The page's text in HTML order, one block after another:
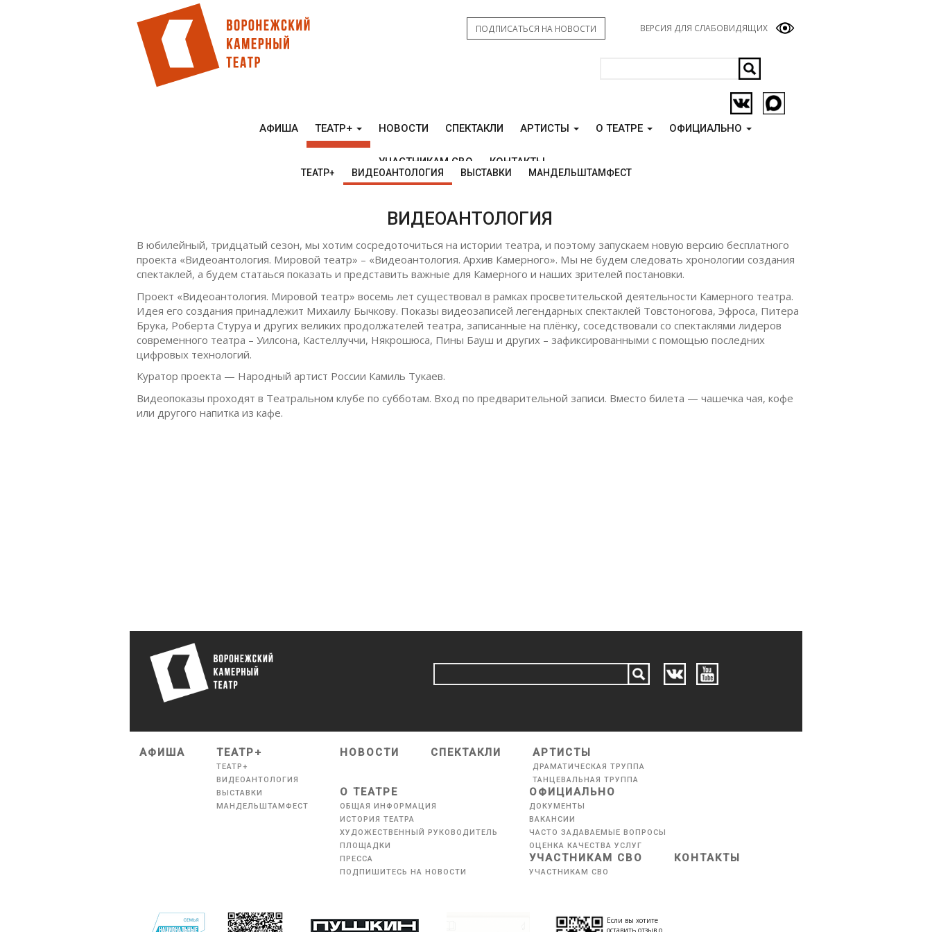
ВЕРСИЯ ДЛЯ СЛАБОВИДЯЩИХ
ПОДПИСАТЬСЯ НА НОВОСТИ
АФИША ТЕАТР+ НОВОСТИ СПЕКТАКЛИ АРТИСТЫ О ТЕАТРЕ ОФИЦИАЛЬНО
УЧАСТНИКАМ СВО КОНТАКТЫ
ТЕАТР+ ВИДЕОАНТОЛОГИЯ ВЫСТАВКИ МАНДЕЛЬШТАМФЕСТ
ВИДЕОАНТОЛОГИЯ
В юбилейный, тридцатый сезон, мы хотим сосредоточиться на истории театра, и поэтому запускаем новую версию бесплатного
проекта «Видеоантология. Мировой театр» – «Видеоантология. Архив Камерного». Мы не будем следовать хронологии создания
спектаклей, а будем статаься показать и представить важные для Камерного и наших зрителей постановки.
Проект «Видеоантология. Мировой театр» восемь лет существовал в рамках просветительской деятельности Камерного театра.
Идея его создания принадлежит Михаилу Бычкову. Показы видеозаписей легендарных спектаклей Товстоногова, Эфроса, Питера
Брука, Роберта Стуруа и других великих продолжателей театра, записанные на плёнку, соседствовали со спектаклями лидеров
современного театра – Уилсона, Кастеллуччи, Някрошюса, Пины Бауш и других – зафиксированными с помощью последних
цифровых технологий.
Куратор проекта — Народный артист России Камиль Тукаев.
Видеопоказы проходят в Театральном клубе по субботам. Вход по предварительной записи. Вместо билета — чашечка чая, кофе
или другого напитка из кафе.
АФИША ТЕАТР+
ТЕАТР+
ВИДЕОАНТОЛОГИЯ
ВЫСТАВКИ
МАНДЕЛЬШТАМФЕСТ
НОВОСТИ СПЕКТАКЛИ АРТИСТЫ
ДРАМАТИЧЕСКАЯ ТРУППА
ТАНЦЕВАЛЬНАЯ ТРУППА
О ТЕАТРЕ
ОБЩАЯ ИНФОРМАЦИЯ
ИСТОРИЯ ТЕАТРА
ХУДОЖЕСТВЕННЫЙ РУКОВОДИТЕЛЬ
ПЛОЩАДКИ
ПРЕССА
ПОДПИШИТЕСЬ НА НОВОСТИ
ОФИЦИАЛЬНО
ДОКУМЕНТЫ
ВАКАНСИИ
ЧАСТО ЗАДАВАЕМЫЕ ВОПРОСЫ
ОЦЕНКА КАЧЕСТВА УСЛУГ
УЧАСТНИКАМ СВО
УЧАСТНИКАМ СВО
КОНТАКТЫ
Если вы хотите
оставить отзыв о